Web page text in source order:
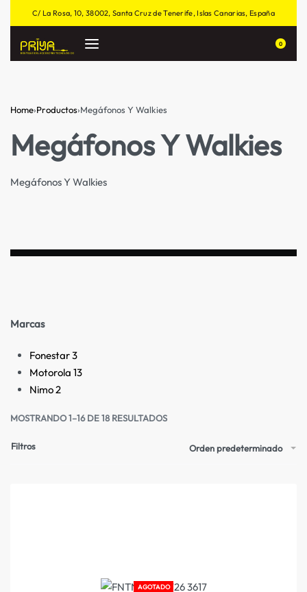
C/ La Rosa, 10, 38002, Santa Cruz de Tenerife, Islas Canarias, España
0
Home›Productos›Megáfonos Y Walkies
Megáfonos Y Walkies
Megáfonos Y Walkies
Marcas
Fonestar3
Motorola 13
Nimo2
MOSTRANDO 1–16 DE 18 RESULTADOS
Orden predeterminado
Filtros
AGOTADO